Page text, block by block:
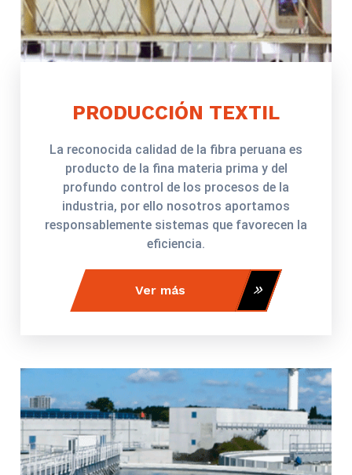
PRODUCCIÓN TEXTIL
La reconocida calidad de la fibra peruana es
producto de la fina materia prima y del
profundo control de los procesos de la
industria, por ello nosotros aportamos
responsablemente sistemas que favorecen la
eficiencia.
Ver más